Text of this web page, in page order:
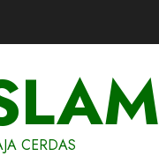
CERDAS